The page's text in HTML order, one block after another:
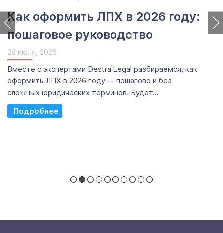
Как оформить ЛПХ в 2026 году:
пошаговое руководство
28 июля, 2026
Вместе с экспертами Destra Legal разбираемся, как
оформить ЛПХ в 2026 году — пошагово и без
сложных юридических терминов. Будет...
Read More